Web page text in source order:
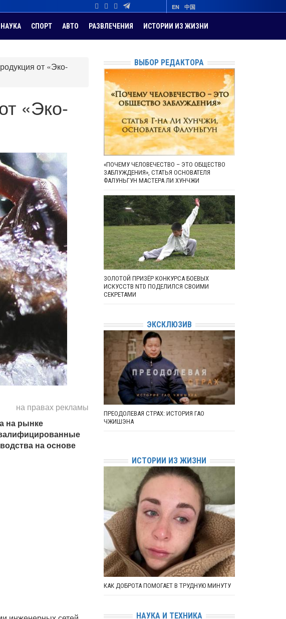
EN 中国
НАУКА СПОРТ АВТО РАЗВЛЕЧЕНИЯ ИСТОРИИ ИЗ ЖИЗНИ
от «Эко-
«Эко-
на правах рекламы
на рынке
на основе
ВЫБОР РЕДАКТОРА
«ПОЧЕМУ ЧЕЛОВЕЧЕСТВО – ЭТО ОБЩЕСТВО
ЗАБЛУЖДЕНИЯ», СТАТЬЯ ОСНОВАТЕЛЯ
ФАЛУНЬГУН МАСТЕРА ЛИ ХУНЧЖИ
ЗОЛОТОЙ ПРИЗЁР КОНКУРСА БОЕВЫХ
ИСКУССТВ NTD ПОДЕЛИЛСЯ СВОИМИ
СЕКРЕТАМИ
ЭКСКЛЮЗИВ
ПРЕОДОЛЕВАЯ СТРАХ: ИСТОРИЯ ГАО
ЧЖИШЭНА
ИСТОРИИ ИЗ ЖИЗНИ
КАК ДОБРОТА ПОМОГАЕТ В ТРУДНУЮ МИНУТУ
НАУКА И ТЕХНИКА